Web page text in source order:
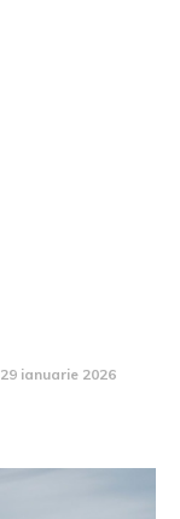
29 ianuarie 2026